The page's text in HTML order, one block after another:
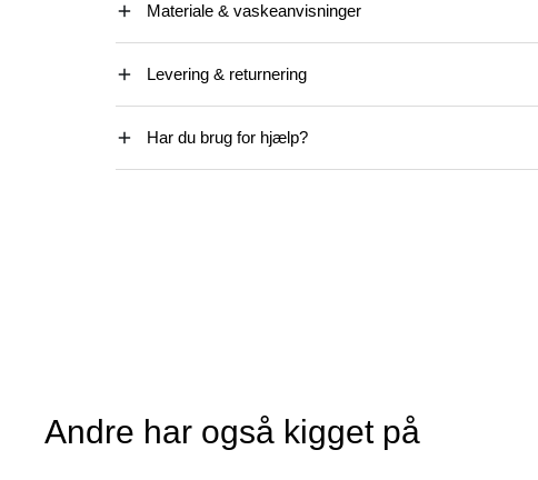
Materiale & vaskeanvisninger
Levering & returnering
Har du brug for hjælp?
Andre har også kigget på